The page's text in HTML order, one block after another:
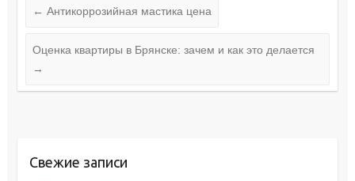
← Антикоррозийная мастика цена
Оценка квартиры в Брянске: зачем и как это делается
→
Свежие записи